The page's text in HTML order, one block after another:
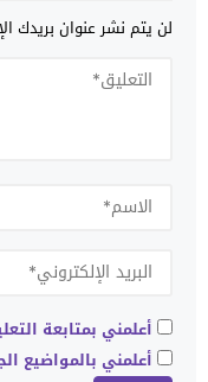
لن يتم نشر عنوان بريدك
أعلمني بمتابعة
أعلمني بالمواضيع